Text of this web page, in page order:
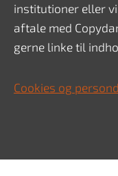
institutioner eller
aftale med
gerne linke til
Cookies og